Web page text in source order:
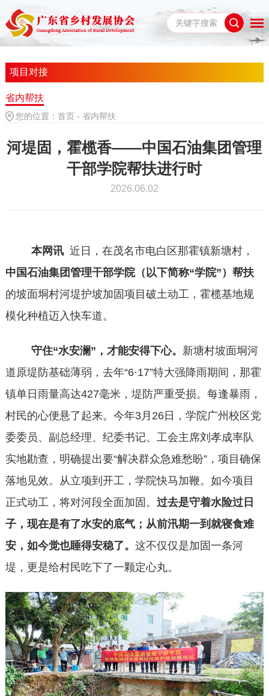
项目对接
省内帮扶
您的位置： 首页 - 省内帮扶
河堤固，霍榄香——中国石油集团管理
干部学院帮扶进行时
2026.06.02
本网讯近日，在茂名市电白区那霍镇新塘村，
中国石油集团管理干部学院（以下简称“学院”）帮扶
的坡面垌村河堤护坡加固项目破土动工，霍榄基地规
模化种植迈入快车道。
守住“水安澜”，才能安得下心。 新塘村坡面垌河
道原堤防基础薄弱，去年“6·17”特大强降雨期间，那霍
镇单日雨量高达427毫米，堤防严重受损。每逢暴雨，
村民的心便悬了起来。今年3月26日，学院广州校区党
委委员、副总经理、纪委书记、工会主席刘孝成率队
实地勘查，明确提出要“解决群众急难愁盼”，项目确保
落地见效。从立项到开工，学院快马加鞭。如今项目
正式动工，将对河段全面加固。 过去是守着水险过日
子，现在是有了水安的底气；从前汛期一到就寝食难
安，如今觉也睡得安稳了。 这不仅仅是加固一条河
堤，更是给村民吃下了一颗定心丸。